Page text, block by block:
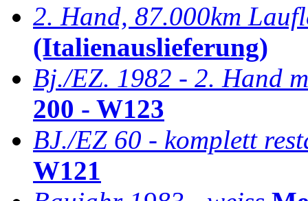
2. Hand, 87.000km
(Italienauslieferung)
Bj./EZ. 1982 - 2. Hand
200 - W123
BJ./EZ 60 - komplett
W121